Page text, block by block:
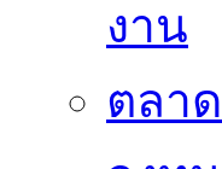
งาน
ตลา